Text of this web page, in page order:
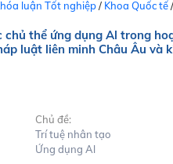
luận Tốt nghiệp/ Khoa Quốc tế/
chủ thể ứng dụng Al trong
luật liên minh Châu Âu và
Chủ đề:
Trí tuệ nhân tạo
Ứng dụng Al